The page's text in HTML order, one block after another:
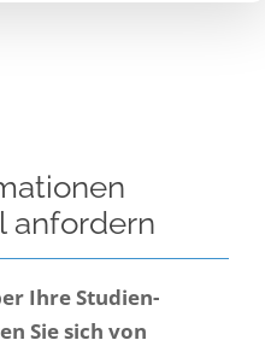
anfordern
Ihre Studien-
Sie sich von